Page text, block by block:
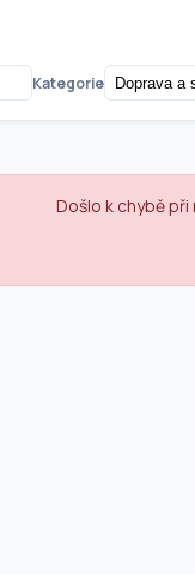
Kategorie
Došlo k chybě